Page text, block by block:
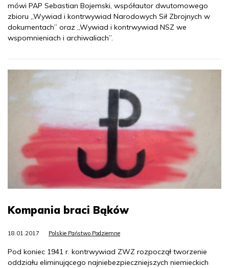
mówi PAP Sebastian Bojemski, współautor dwutomowego
zbioru „Wywiad i kontrwywiad Narodowych Sił Zbrojnych w
dokumentach” oraz „Wywiad i kontrwywiad NSZ we
wspomnieniach i archiwaliach”.
Kompania braci Bąków
18.01.2017 Polskie Państwo Podziemne
Pod koniec 1941 r. kontrwywiad ZWZ rozpoczął tworzenie
oddziału eliminującego najniebezpieczniejszych niemieckich